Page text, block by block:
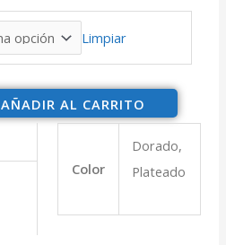
Limpiar
AÑADIR AL CARRITO
Color
Dorado,
Plateado